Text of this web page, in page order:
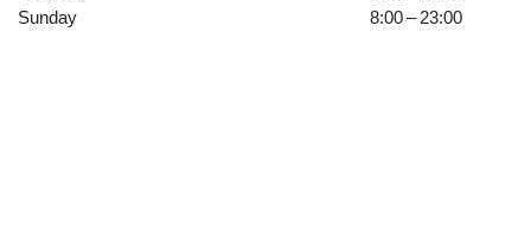
Sunday
8:00 – 23:00